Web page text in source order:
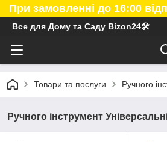
При замовленні до 16:00
Все для Дому та Саду Bizon24🛠
Товари та послуги Ручного
Ручного інструмент